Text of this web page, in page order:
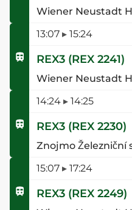
Wiener Neustadt
13:07 ▸ 15:24
REX3 (REX 2241)
Wiener Neustadt
14:24 ▸ 14:25
REX3 (REX 2230)
Znojmo Železniční
15:07 ▸ 17:24
REX3 (REX 2249)